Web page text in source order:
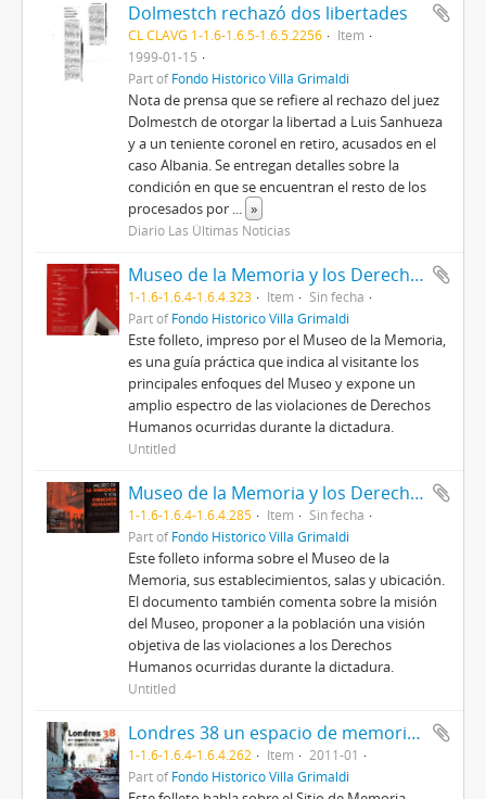
Dolmestch rechazó dos libertades
CL CLAVG 1-1.6-1.6.5-1.6.5.2256
Item
1999-01-15
Part ofFondo Histórico Villa Grimaldi
Nota de prensa que se refiere al rechazo del juez
Dolmestch de otorgar la libertad a Luis Sanhueza
y a un teniente coronel en retiro, acusados en el
caso Albania. Se entregan detalles sobre la
condición en que se encuentran el resto de los
procesados por ... »
Diario Las Últimas Noticias
Museo de la Memoria y los Derechos Humanos. Guía del visitante
1-1.6-1.6.4-1.6.4.323 Item
Sin fecha
Part ofFondo Histórico Villa Grimaldi
Este folleto, impreso por el Museo de la Memoria,
es una guía práctica que indica al visitante los
principales enfoques del Museo y expone un
amplio espectro de las violaciones de Derechos
Humanos ocurridas durante la dictadura.
Untitled
Museo de la Memoria y los Derechos Humanos
1-1.6-1.6.4-1.6.4.285 Item
Sin fecha
Part ofFondo Histórico Villa Grimaldi
Este folleto informa sobre el Museo de la
Memoria, sus establecimientos, salas y ubicación.
El documento también comenta sobre la misión
del Museo, proponer a la población una visión
objetiva de las violaciones a los Derechos
Humanos ocurridas durante la dictadura.
Untitled
Londres 38 un espacio de memorias en construcción
1-1.6-1.6.4-1.6.4.262 Item
2011-01
Part ofFondo Histórico Villa Grimaldi